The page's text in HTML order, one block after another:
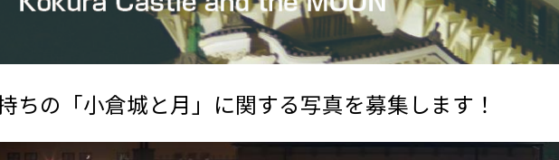
ちの「小倉城と月」に関する写真を募集します！